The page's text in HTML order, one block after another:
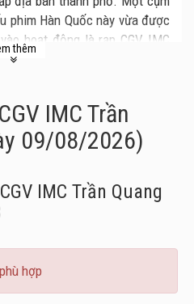
phim Hàn Quốc này vừa được
hoạt động là rạp CGV IMC
đa năng số 62 Trần Quang
chất lượng quốc tế thứ 37
1000 ghế ngồi dành cho
đều được thiết kế phù hợp
phục vụ khán giả yêu điện
các quận xung quanh nói
âm thanh và ghế ngồi đều đạt
thêm
IMC Trần
09/08/2026)
IMC Trần Quang
hợp